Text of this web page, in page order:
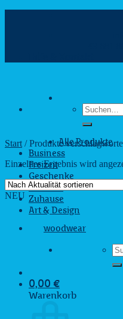
Suchen
nach:
Alle Produkte
Business
Freizeit
Geschenke
Outdoor
Zuhause
Art & Design
woodwear
0,00 €
Warenkorb
Start /Produkte
Einzelnes Ergebnis wird
NEU